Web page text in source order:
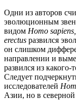
Одни из авторов
эволюционным
видом Homo sapiens,
erectus развился
он слишком
направлении и
развился из какого-
Следует
исследователей
Азии, но в